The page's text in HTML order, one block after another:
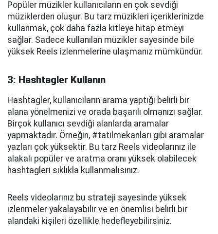
Popüler müzikler kullanıcıların en çok sevdiği
müziklerden oluşur. Bu tarz müzikleri içeriklerinizde
kullanmak, çok daha fazla kitleye hitap etmeyi
sağlar. Sadece kullanılan müzikler sayesinde bile
yüksek Reels izlenmelerine ulaşmanız mümkündür.
3: Hashtagler Kullanın
Hashtagler, kullanıcıların arama yaptığı belirli bir
alana yönelmenizi ve orada başarılı olmanızı sağlar.
Birçok kullanıcı sevdiği alanlarda aramalar
yapmaktadır. Örneğin, #tatilmekanları gibi aramalar
yazları çok yüksektir. Bu tarz Reels videolarınız ile
alakalı popüler ve aratma oranı yüksek olabilecek
hashtagleri sıklıkla kullanmalısınız.
Reels videolarınız bu strateji sayesinde yüksek
izlenmeler yakalayabilir ve en önemlisi belirli bir
alandaki kişileri özellikle hedefleyebilirsiniz.